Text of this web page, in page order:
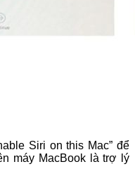
Siri on this Mac” để
máy MacBook là trợ lý